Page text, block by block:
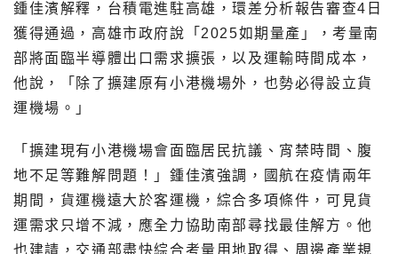
鍾佳濱解釋，台積電進駐高雄，環差分析報告審查4日
獲得通過，高雄市政府說「2025如期量產」，考量南
部將面臨半導體出口需求擴張，以及運輸時間成本，
他說，「除了擴建原有小港機場外，也勢必得設立貨
運機場。」
「擴建現有小港機場會面臨居民抗議、宵禁時間、腹
地不足等難解問題！」鍾佳濱強調，國航在疫情兩年
期間，貨運機遠大於客運機，綜合多項條件，可見貨
運需求只增不減，應全力協助南部尋找最佳解方。他
也建請，交通部盡快綜合考量用地取得、周邊產業規